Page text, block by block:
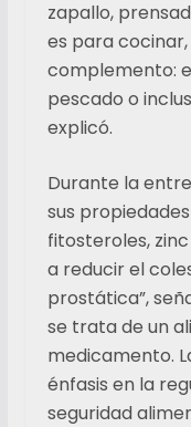
zapallo,
es para
complemento:
pescado o
explicó.
Durante la
sus
fitosteroles,
a reducir el
prostática”,
se trata de un
medicamento.
énfasis en la
seguridad